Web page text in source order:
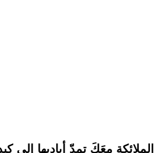
الملائكة معَكَ تمدّ أياديها إلى